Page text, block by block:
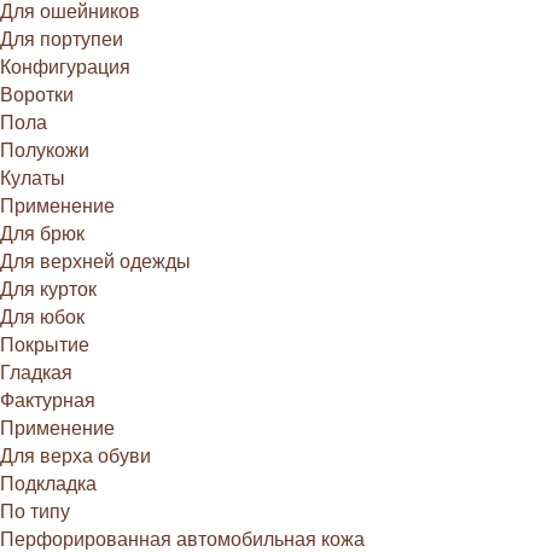
Для ошейников
Для портупеи
Конфигурация
Воротки
Пола
Полукожи
Кулаты
Применение
Для брюк
Для верхней одежды
Для курток
Для юбок
Покрытие
Гладкая
Фактурная
Применение
Для верха обуви
Подкладка
По типу
Перфорированная автомобильная кожа